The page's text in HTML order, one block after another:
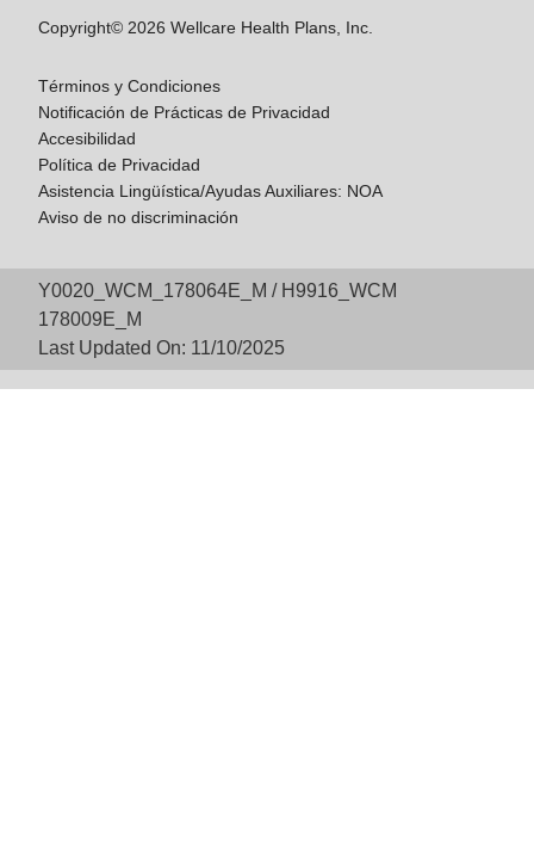
Copyright© 2026 Wellcare Health Plans, Inc.
Términos y Condiciones
Notificación de Prácticas de Privacidad
Accesibilidad
Política de Privacidad
Asistencia Lingüística/Ayudas Auxiliares: NOA
Aviso de no discriminación
Y0020_WCM_178064E_M / H9916_WCM
178009E_M
Last Updated On: 11/10/2025